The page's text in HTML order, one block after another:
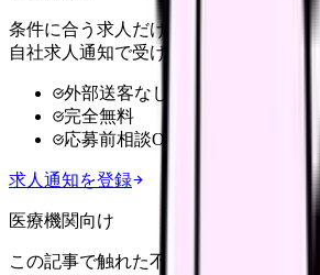
条件に合う求人だけ
自社求人通知で受け取る
外部送客なし
完全無料
応募前相談OK
求人通知を登録
医療機関向け
この記事で触れた不安を、自院の求人